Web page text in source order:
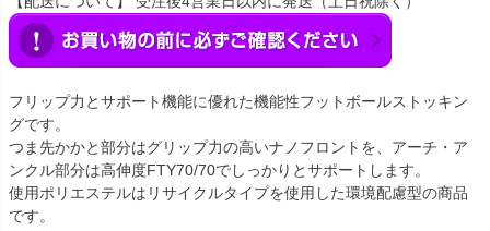
フリップ力とサポート機能に優れた機能性フットボールストッキン
グです。
つま先かかと部分はグリップ力の高いナノフロントを、アーチ・ア
ンクル部分は高伸度FTY70/70でしっかりとサポートします。
使用ポリエステルはリサイクルタイプを使用した環境配慮型の商品
です。